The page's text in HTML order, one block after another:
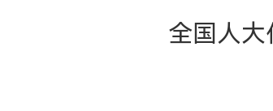
全国人